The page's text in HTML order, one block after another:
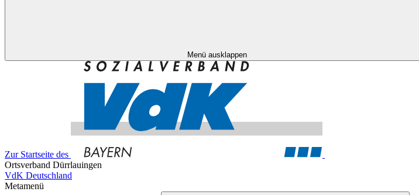
Menü ausklappen
Zur Startseite des
Ortsverband Dürrlauingen
VdK Deutschland
Metamenü